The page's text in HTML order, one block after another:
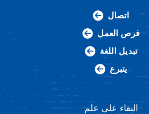
اتصال
فرص العمل
تبديل اللغة
يتبرع
البقاء على علم